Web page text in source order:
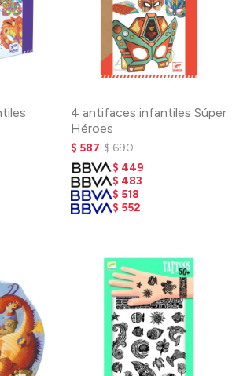
4 antifaces infantiles Súper
Héroes
$ 587 $690
$ 449
$ 483
$ 518
$ 552